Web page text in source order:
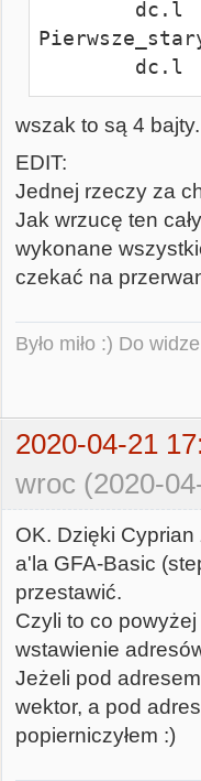
wszak to są 4 bajty.
EDIT:
Jednej rzeczy za
Jak wrzucę ten
wykonane
czekać na
Było miło :) Do
2020-04-21
wroc (2020-
OK. Dzięki
a'la GFA-Basic
przestawić.
Czyli to co
wstawienie
Jeżeli pod
wektor, a pod
popierniczyłem :)